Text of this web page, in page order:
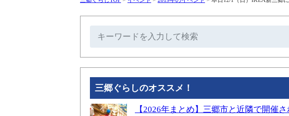
三郷ぐらしのオススメ！
【2026年まとめ】三郷市と近隣で開催